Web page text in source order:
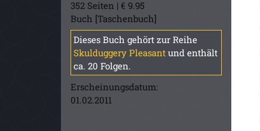
352 Seiten | € 9.95
Buch [Taschenbuch]
Dieses Buch gehört zur Reihe
Skulduggery Pleasant und enthält
ca. 20 Folgen.
Erscheinungsdatum:
01.02.2011